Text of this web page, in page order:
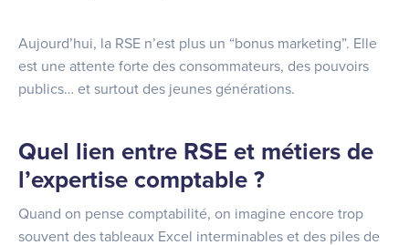
Aujourd’hui, la RSE n’est plus un “bonus marketing”. Elle
est une attente forte des consommateurs, des pouvoirs
publics… et surtout des jeunes générations.
Quel lien entre RSE et métiers de
l’expertise comptable ?
Quand on pense comptabilité, on imagine encore trop
souvent des tableaux Excel interminables et des piles de